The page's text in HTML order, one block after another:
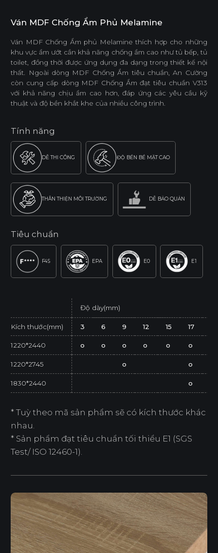
Ván MDF Chống Ẩm Phủ Melamine
Ván MDF Chống Ẩm phủ Melamine thích hợp cho những
khu vực ẩm ướt cần khả năng chống ẩm cao như tủ bếp, tủ
toilet, đồng thời được ứng dụng đa dạng trong thiết kế nội
thất. Ngoài dòng MDF Chống Ẩm tiêu chuẩn, An Cường
còn cung cấp dòng MDF Chống Ẩm đạt tiêu chuẩn V313
với khả năng chịu ẩm cao hơn, đáp ứng các yêu cầu kỹ
thuật và độ bền khắt khe của nhiều công trình.
Tính năng
DỄ THI CÔNG ĐỘ BỀN BỀ MẶT CAO
THÂN THIỆN MÔI TRƯỜNG DỄ BẢO QUẢN
Tiêu chuẩn
F4S EPA E0 E1
Độ dày(mm)
Kích thước(mm) 3 6 9 12 15 17
1220*2440 o o o o o o
1220*2745 o o
1830*2440 o
* Tuỳ theo mã sản phẩm sẽ có kích thước khác
nhau.
* Sản phẩm đạt tiêu chuẩn tối thiểu E1 (SGS
Test/ ISO 12460-1).